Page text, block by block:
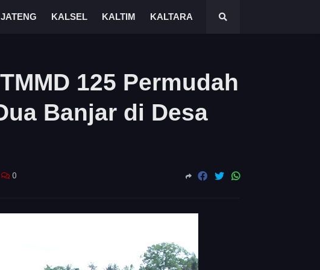
JATENG KALSEL KALTIM KALTARA
125 Permudah
Banjar di Desa
0